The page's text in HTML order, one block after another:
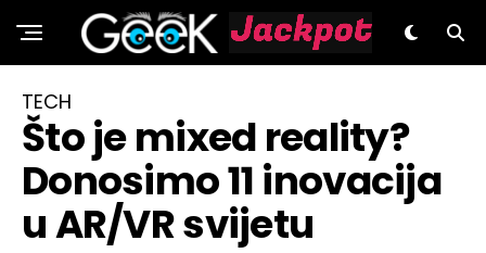
GeeK.hr
TECH
Što je mixed reality?
Donosimo 11 inovacija
u AR/VR svijetu